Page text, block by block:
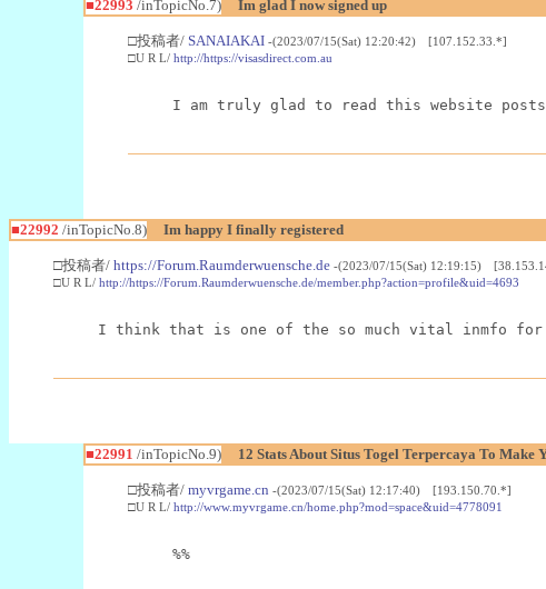
■22993 /inTopicNo.7) Im glad I now signed up
□投稿者/ SANAIAKAI -(2023/07/15(Sat) 12:20:42) [107.152.33.*]
□U R L/ http://https://visasdirect.com.au
I am truly glad to read this website
■22992 /inTopicNo.8) Im happy I finally registered
□投稿者/ https://Forum.Raumderwuensche.de -(2023/07/15(Sat) 12:19:15)
□U R L/ http://https://Forum.Raumderwuensche.de/member.php?action=profile&uid=4693
I think that is one of the so much vital inmfo for
■22991 /inTopicNo.9) 12 Stats About Situs Togel Terpercaya To Make
□投稿者/ myvrgame.cn -(2023/07/15(Sat) 12:17:40) [193.150.70.*]
□U R L/ http://www.myvrgame.cn/home.php?mod=space&uid=4778091
%%